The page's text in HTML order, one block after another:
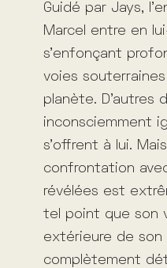
Guidé par Jays,
Marcel entre en
s’enfonçant
voies
planète. D’autres
inconsciemment
s’offrent à lui.
confrontation
révélées est
tel point que son
extérieure de
complètement